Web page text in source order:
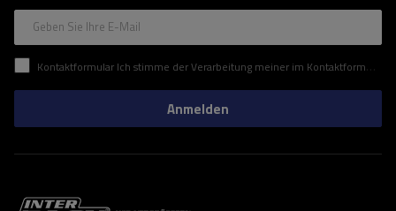
Geben Sie Ihre E-Mail
Kontaktformular Ich stimme der Verarbeitung meiner im Kontaktformular enthaltenen personenbezogenen Daten gemäß der Verordnung (EU) des Europäischen Parlaments und des Rates zu.
Anmelden